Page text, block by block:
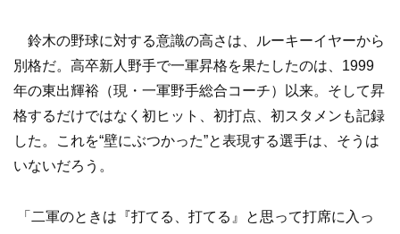
鈴木の野球に対する意識の高さは、ルーキーイヤーから
別格だ。高卒新人野手で一軍昇格を果たしたのは、1999
年の東出輝裕（現・一軍野手総合コーチ）以来。そして昇
格するだけではなく初ヒット、初打点、初スタメンも記録
した。これを“壁にぶつかった”と表現する選手は、そうは
いないだろう。
「二軍のときは『打てる、打てる』と思って打席に入っ